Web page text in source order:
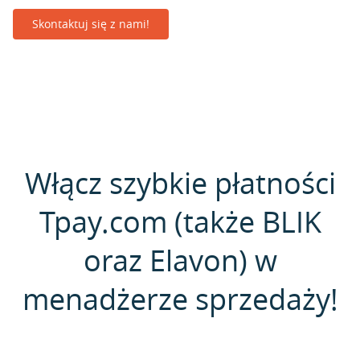
Skontaktuj się z nami!
Włącz szybkie płatności
Tpay.com (także BLIK
oraz Elavon) w
menadżerze sprzedaży!